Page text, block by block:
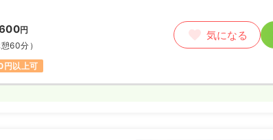
円
憩60分）
以上可
気になる